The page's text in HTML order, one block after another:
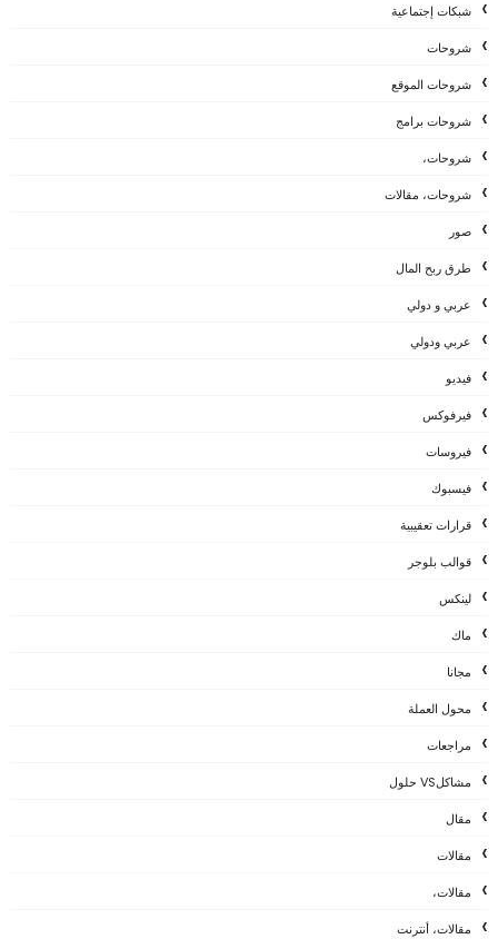
شبكات إجتماعية
شروحات
شروحات الموقع
شروحات برامج
شروحات،
شروحات، مقالات
صور
طرق ربح المال
عربي و دولي
عربي ودولي
فيديو
فيرفوكس
فيروسات
فيسبوك
قرارات تعقيبية
قوالب بلوجر
لينكس
ماك
مجانا
محول العملة
مراجعات
مشاكلVS حلول
مقال
مقالات
مقالات،
مقالات، أنترنت